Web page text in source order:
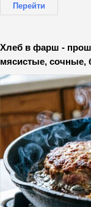
Перейти
Хлеб в фарш -
мясистые, сочные,